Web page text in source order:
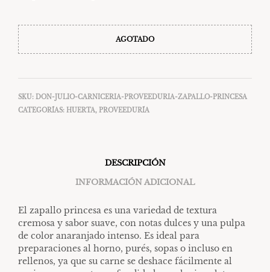
AGOTADO
SKU: DON-JULIO-CARNICERIA-PROVEEDURIA-ZAPALLO-PRINCESA
CATEGORÍAS: HUERTA, PROVEEDURÍA
DESCRIPCIÓN
INFORMACIÓN ADICIONAL
El zapallo princesa es una variedad de textura
cremosa y sabor suave, con notas dulces y una pulpa
de color anaranjado intenso. Es ideal para
preparaciones al horno, purés, sopas o incluso en
rellenos, ya que su carne se deshace fácilmente al